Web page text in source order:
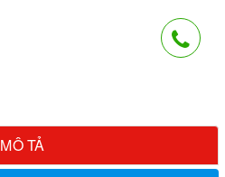
MÔ TẢ